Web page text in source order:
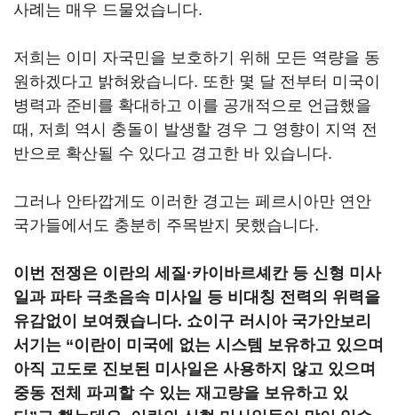
사례는 매우 드물었습니다.
저희는 이미 자국민을 보호하기 위해 모든 역량을 동
원하겠다고 밝혀왔습니다. 또한 몇 달 전부터 미국이
병력과 준비를 확대하고 이를 공개적으로 언급했을
때, 저희 역시 충돌이 발생할 경우 그 영향이 지역 전
반으로 확산될 수 있다고 경고한 바 있습니다.
그러나 안타깝게도 이러한 경고는 페르시아만 연안
국가들에서도 충분히 주목받지 못했습니다.
이번 전쟁은 이란의 세질·카이바르셰칸 등 신형 미사
일과 파타 극초음속 미사일 등 비대칭 전력의 위력을
유감없이 보여줬습니다. 쇼이구 러시아 국가안보리
서기는 “이란이 미국에 없는 시스템 보유하고 있으며
아직 고도로 진보된 미사일은 사용하지 않고 있으며
중동 전체 파괴할 수 있는 재고량을 보유하고 있